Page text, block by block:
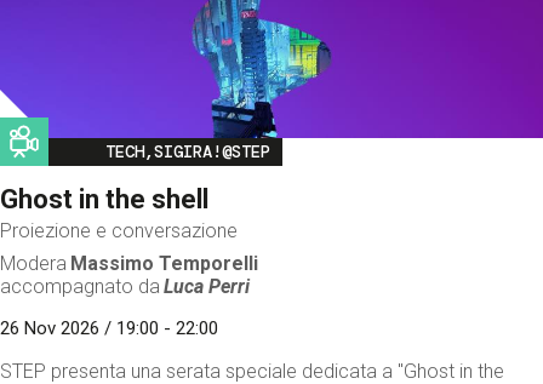
Image
TECH,SIGIRA!@STEP
Ghost in the shell
Proiezione e conversazione
Modera Massimo Temporelli
accompagnato da Luca Perri
26 Nov 2026 / 19:00 - 22:00
STEP presenta una serata speciale dedicata a "Ghost in the